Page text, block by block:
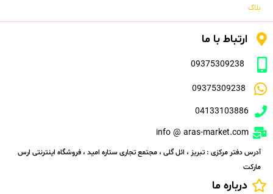
بلاگ
ارتباط با ما
09375309238
09375309238
04133103886
info @ aras-market.com
آدرس دفتر مرکزی : تبریز ، ائل گلی ، مجتمع تجاری ستاره امید ، فروشگاه اینترنتی ارس
مارکت
درباره ما